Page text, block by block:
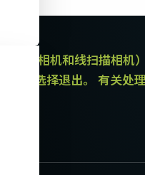
单
分
波
扫描相机和线扫描相
随时选择退出。 有关